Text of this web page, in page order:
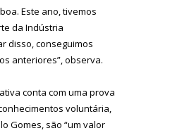
Este ano, tivemos
da Indústria
disso, conseguimos
anteriores”, observa.
conta com uma prova
voluntária,
Gomes, são “um valor